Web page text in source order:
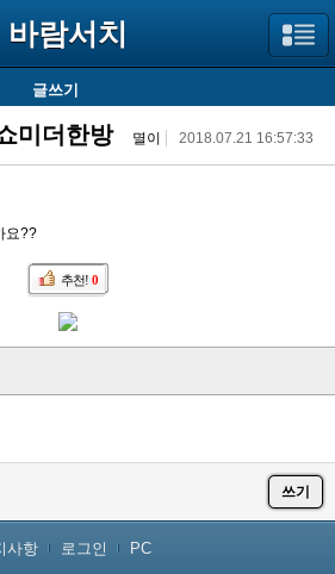
바람서치
글쓰기
미더한방 멸이 2018.07.21 16:57:33
요??
추천! 0
쓰기
사항 로그인 PC